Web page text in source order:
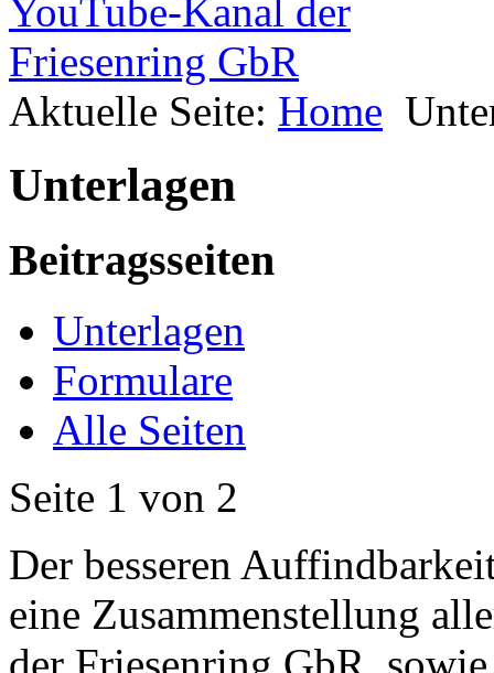
Aktuelle Seite: Home
Unterlagen
Beitragsseiten
Unterlagen
Formulare
Alle Seiten
Seite 1 von 2
Der besseren
eine Zusammenstellung